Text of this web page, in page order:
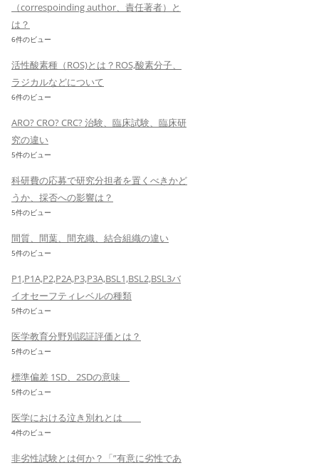
（correspoinding author、責任著者）と
は？
6件のビュー
活性酸素種（ROS)とは？ROS,酸素分子、
ラジカルなどについて
6件のビュー
ARO? CRO? CRC? 治験、臨床試験、臨床研
究の違い
5件のビュー
科研費の応募で研究分担者を置くべきかど
うか、採否への影響は？
5件のビュー
間質、間葉、間充織、結合組織の違い
5件のビュー
P1,P1A,P2,P2A,P3,P3A,BSL1,BSL2,BSL3バ
イオセーフティレベルの種類
5件のビュー
医学教育分野別認証評価とは？
5件のビュー
標準偏差 1SD、2SDの意味
5件のビュー
医学における泣き別れとは
4件のビュー
非劣性試験とは何か？「”有意に劣性であ